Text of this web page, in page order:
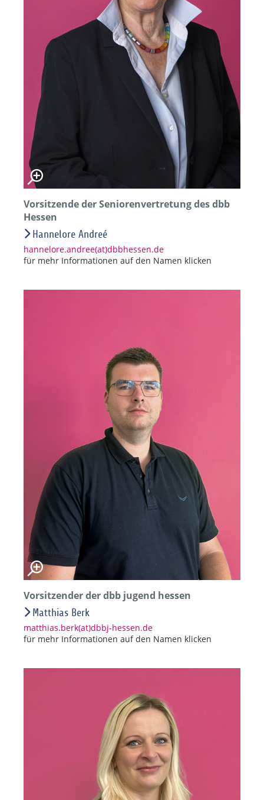
Vorsitzende der Seniorenvertretung des dbb
Hessen
Hannelore Andreé
hannelore.andree(at)dbbhessen.de
für mehr Informationen auf den Namen klicken
Vorsitzender der dbb jugend hessen
Matthias Berk
matthias.berk(at)dbbj-hessen.de
für mehr Informationen auf den Namen klicken